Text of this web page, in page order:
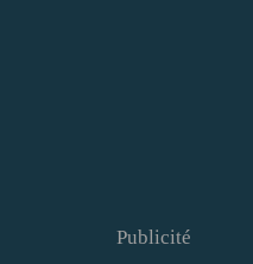
Publicité